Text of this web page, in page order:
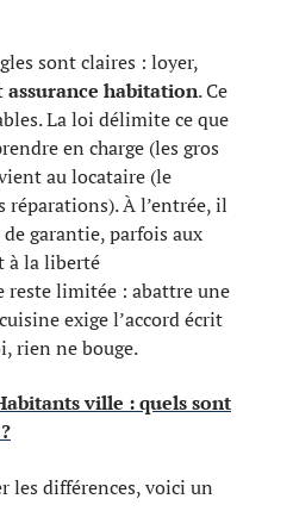
sont claires : loyer,
assurance habitation. Ce
La loi délimite ce que
en charge (les gros
au locataire (le
À l’entrée, il
garantie, parfois aux
à la liberté
reste limitée : abattre une
exige l’accord écrit
rien ne bouge.
ville : quels sont
les différences, voici un